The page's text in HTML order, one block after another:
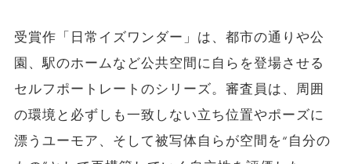
受賞作「日常イズワンダー」は、都市の通りや公
園、駅のホームなど公共空間に自らを登場させる
セルフポートレートのシリーズ。審査員は、周囲
の環境と必ずしも一致しない立ち位置やポーズに
漂うユーモア、そして被写体自らが空間を“自分の